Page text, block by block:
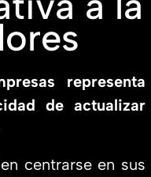
representa
de actualizar
centrarse en sus